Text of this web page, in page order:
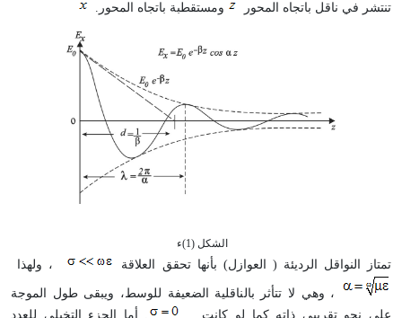
تنتشر في ناقل باتجاه المحور
ومستقطبة باتجاه المحور .
الشكل (1)ء
تمتاز النواقل الرديئة ( العوازل) بأنها تحقق العلاقة ، ولهذا
، وهي لا تتأثر بالناقلية الضعيفة للوسط، ويبقى طول الموجة
على نحوٍ تقريبي ذاته كما لو كانت
. أما الجزء التخيلي للعدد